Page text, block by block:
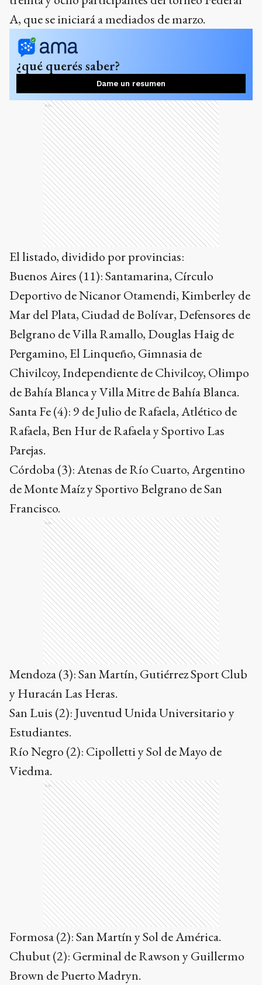
A, que se iniciará a mediados de marzo.
¿qué querés saber?
Dame un resumen
Ads
El listado, dividido por provincias:
Buenos Aires (11): Santamarina, Círculo
Deportivo de Nicanor Otamendi, Kimberley de
Mar del Plata, Ciudad de Bolívar, Defensores de
Belgrano de Villa Ramallo, Douglas Haig de
Pergamino, El Linqueño, Gimnasia de
Chivilcoy, Independiente de Chivilcoy, Olimpo
de Bahía Blanca y Villa Mitre de Bahía Blanca.
Santa Fe (4): 9 de Julio de Rafaela, Atlético de
Rafaela, Ben Hur de Rafaela y Sportivo Las
Parejas.
Córdoba (3): Atenas de Río Cuarto, Argentino
de Monte Maíz y Sportivo Belgrano de San
Francisco.
Ads
Mendoza (3): San Martín, Gutiérrez Sport Club
y Huracán Las Heras.
San Luis (2): Juventud Unida Universitario y
Estudiantes.
Río Negro (2): Cipolletti y Sol de Mayo de
Viedma.
Ads
Formosa (2): San Martín y Sol de América.
Chubut (2): Germinal de Rawson y Guillermo
Brown de Puerto Madryn.